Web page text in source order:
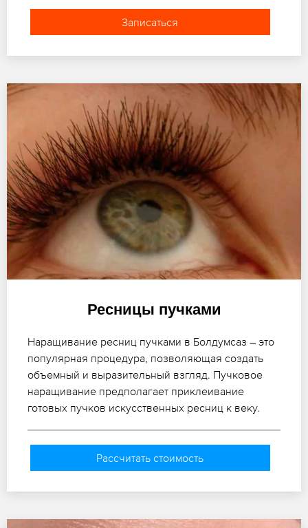
Записаться
Ресницы пучками
Наращивание ресниц пучками в Болдумсаз – это
популярная процедура, позволяющая создать
объемный и выразительный взгляд. Пучковое
наращивание предполагает приклеивание
готовых пучков искусственных ресниц к веку.
Рассчитать стоимость